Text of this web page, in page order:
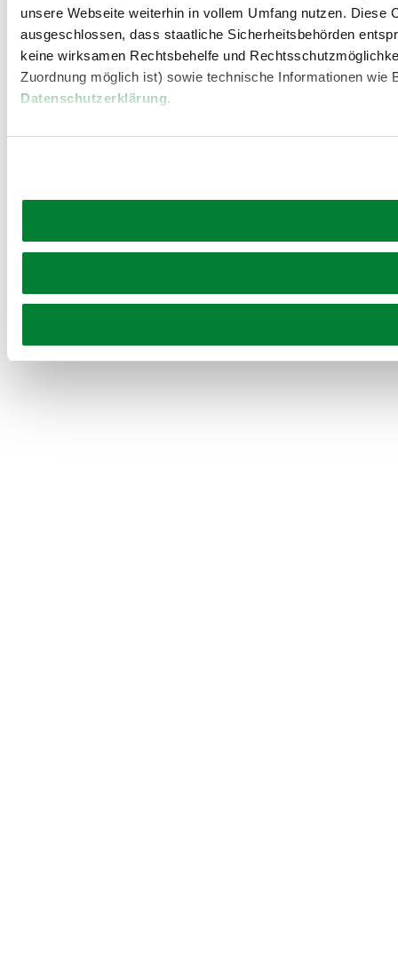
unsere Webseite weiterhin in vollem Umfang nutzen.
ausgeschlossen, dass staatliche Sicherheitsbehörden
keine wirksamen Rechtsbehelfe und
Zuordnung möglich ist) sowie technische Informationen
Datenschutzerklärung.